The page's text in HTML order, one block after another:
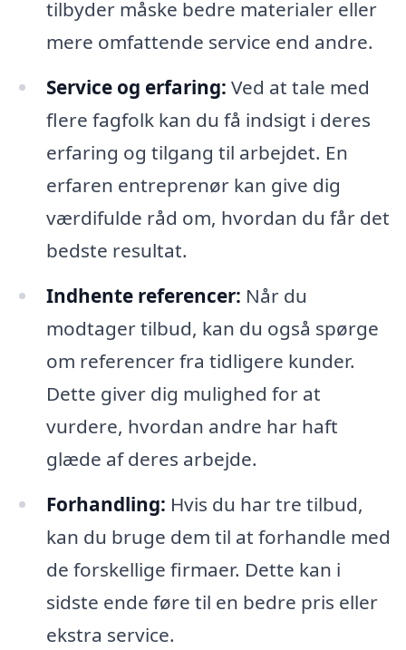
tilbyder måske bedre materialer eller
mere omfattende service end andre.
Service og erfaring: Ved at tale med
flere fagfolk kan du få indsigt i deres
erfaring og tilgang til arbejdet. En
erfaren entreprenør kan give dig
værdifulde råd om, hvordan du får det
bedste resultat.
Indhente referencer: Når du
modtager tilbud, kan du også spørge
om referencer fra tidligere kunder.
Dette giver dig mulighed for at
vurdere, hvordan andre har haft
glæde af deres arbejde.
Forhandling: Hvis du har tre tilbud,
kan du bruge dem til at forhandle med
de forskellige firmaer. Dette kan i
sidste ende føre til en bedre pris eller
ekstra service.